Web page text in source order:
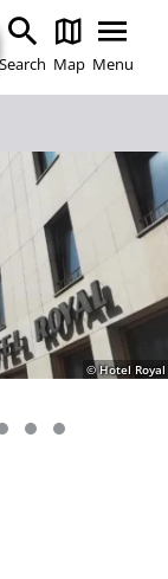
springen
springen
Map Menu
© Hotel Royal